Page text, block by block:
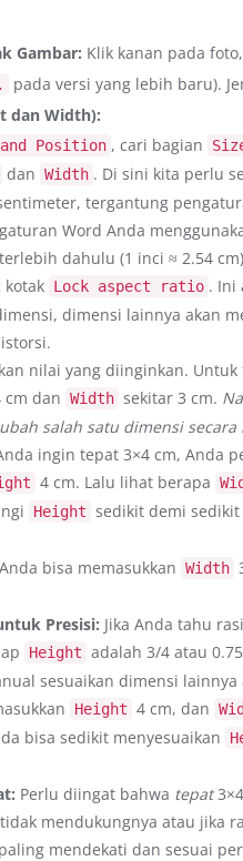
Gambar: Klik kanan pada
pada versi yang lebih baru).
dan Width):
Position , cari bagian
dan Width . Di sini kita perlu
tergantung
Word Anda
dahulu (1 inci ≈ 2.54
kotak Lock aspect ratio . Ini
dimensi lainnya akan
nilai yang diinginkan.
cm dan Width sekitar 3 cm.
salah satu dimensi secara
ingin tepat 3×4 cm, Anda
4 cm. Lalu lihat berapa
Height sedikit demi sedikit
bisa memasukkan Width
Presisi: Jika Anda tahu
Height adalah 3/4 atau
sesuaikan dimensi
Height 4 cm, dan
bisa sedikit menyesuaikan
Perlu diingat bahwa tepat
mendukungnya atau jika
mendekati dan sesuai